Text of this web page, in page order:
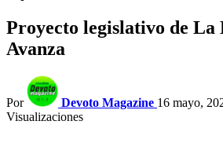
Proyecto legislativo de
Avanza
Por Devoto Magazine 16 mayo,
Visualizaciones